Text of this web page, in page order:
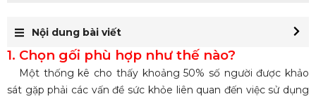
Nội dung bài viết
1. Chọn gối phù hợp như thế nào?
Một thống kê cho thấy khoảng 50% số người được khảo
sát gặp phải các vấn đề sức khỏe liên quan đến việc sử dụng